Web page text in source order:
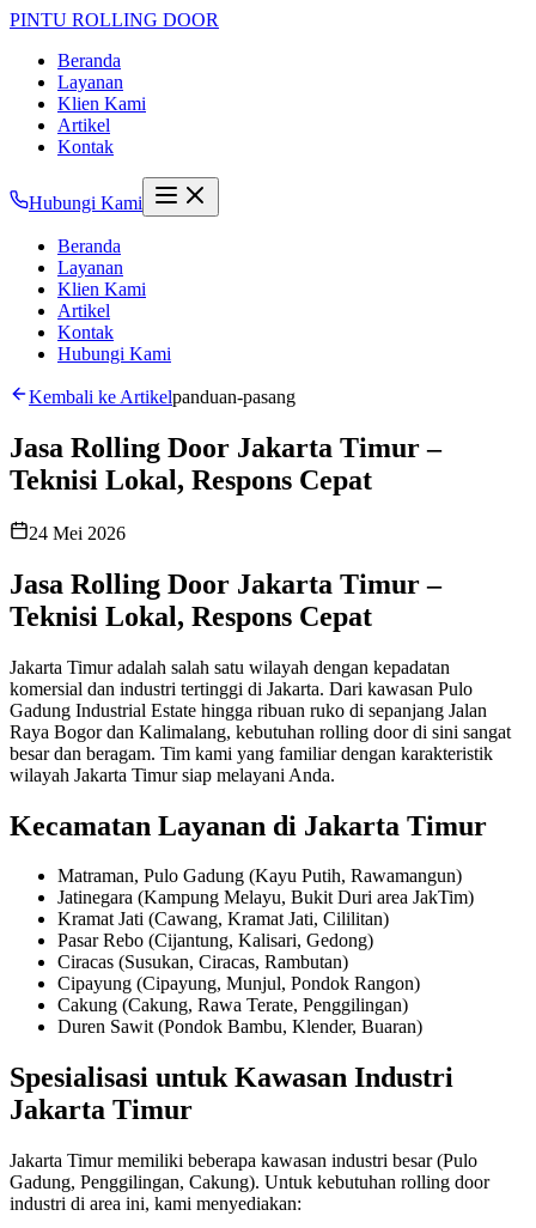
PINTU ROLLING DOOR
Beranda
Layanan
Klien Kami
Artikel
Kontak
Hubungi Kami
Beranda
Layanan
Klien Kami
Artikel
Kontak
Hubungi Kami
Kembali ke Artikelpanduan-pasang
Jasa Rolling Door Jakarta Timur –
Teknisi Lokal, Respons Cepat
24 Mei 2026
Jasa Rolling Door Jakarta Timur –
Teknisi Lokal, Respons Cepat
Jakarta Timur adalah salah satu wilayah dengan kepadatan
komersial dan industri tertinggi di Jakarta. Dari kawasan Pulo
Gadung Industrial Estate hingga ribuan ruko di sepanjang Jalan
Raya Bogor dan Kalimalang, kebutuhan rolling door di sini sangat
besar dan beragam. Tim kami yang familiar dengan karakteristik
wilayah Jakarta Timur siap melayani Anda.
Kecamatan Layanan di Jakarta Timur
Matraman, Pulo Gadung (Kayu Putih, Rawamangun)
Jatinegara (Kampung Melayu, Bukit Duri area JakTim)
Kramat Jati (Cawang, Kramat Jati, Cililitan)
Pasar Rebo (Cijantung, Kalisari, Gedong)
Ciracas (Susukan, Ciracas, Rambutan)
Cipayung (Cipayung, Munjul, Pondok Rangon)
Cakung (Cakung, Rawa Terate, Penggilingan)
Duren Sawit (Pondok Bambu, Klender, Buaran)
Spesialisasi untuk Kawasan Industri
Jakarta Timur
Jakarta Timur memiliki beberapa kawasan industri besar (Pulo
Gadung, Penggilingan, Cakung). Untuk kebutuhan rolling door
industri di area ini, kami menyediakan: